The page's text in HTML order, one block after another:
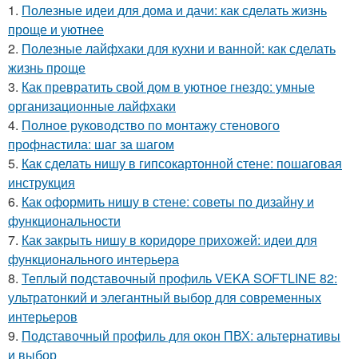
1. Полезные идеи для дома и дачи: как сделать жизнь
проще и уютнее
2. Полезные лайфхаки для кухни и ванной: как сделать
жизнь проще
3. Как превратить свой дом в уютное гнездо: умные
организационные лайфхаки
4. Полное руководство по монтажу стенового
профнастила: шаг за шагом
5. Как сделать нишу в гипсокартонной стене: пошаговая
инструкция
6. Как оформить нишу в стене: советы по дизайну и
функциональности
7. Как закрыть нишу в коридоре прихожей: идеи для
функционального интерьера
8. Теплый подставочный профиль VEKA SOFTLINE 82:
ультратонкий и элегантный выбор для современных
интерьеров
9. Подставочный профиль для окон ПВХ: альтернативы
и выбор